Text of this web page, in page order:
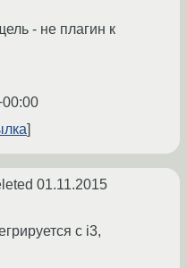
- не плагин к
01.11.2015
с i3,